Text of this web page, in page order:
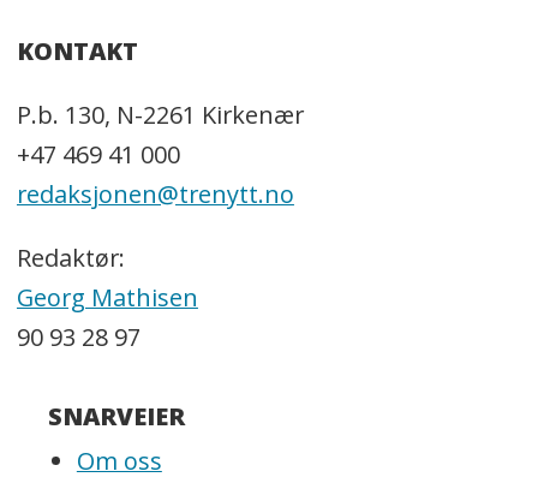
KONTAKT
P.b. 130, N-2261 Kirkenær
+47 469 41 000
redaksjonen@trenytt.no
Redaktør:
Georg Mathisen
90 93 28 97
SNARVEIER
Om oss